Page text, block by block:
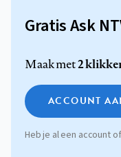
Gratis Ask
Maak met2
ACCOUNT
Heb je al een account